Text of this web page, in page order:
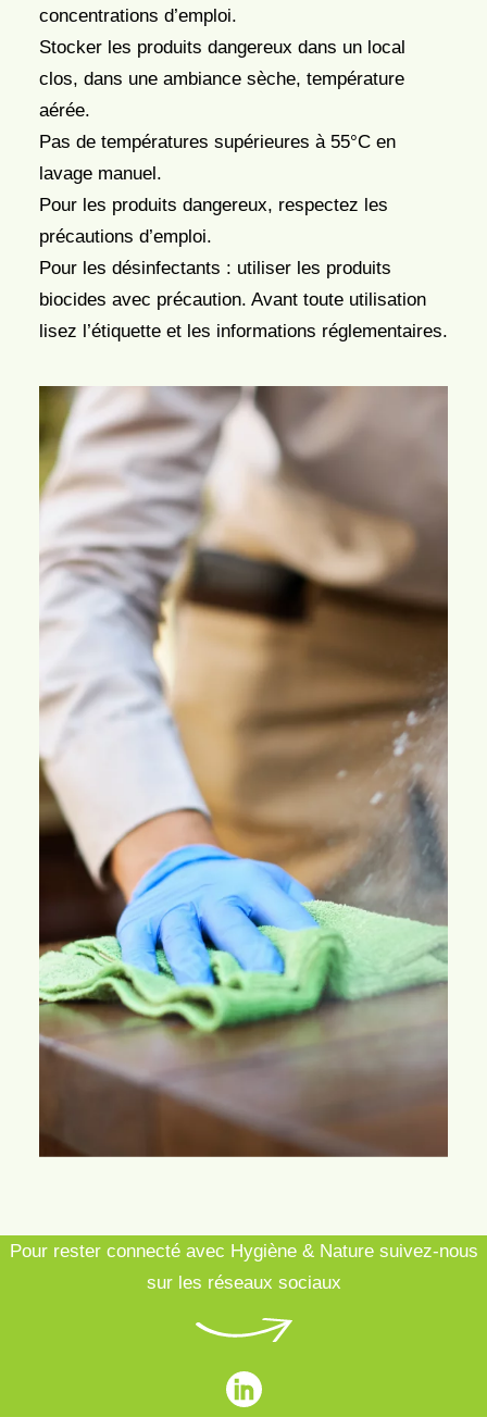
concentrations d’emploi.
Stocker les produits dangereux dans un local
clos, dans une ambiance sèche, température
aérée.
Pas de températures supérieures à 55°C en
lavage manuel.
Pour les produits dangereux, respectez les
précautions d’emploi.
Pour les désinfectants : utiliser les produits
biocides avec précaution. Avant toute utilisation
lisez l’étiquette et les informations réglementaires.
Pour rester connecté avec Hygiène & Nature suivez-nous
sur les réseaux sociaux